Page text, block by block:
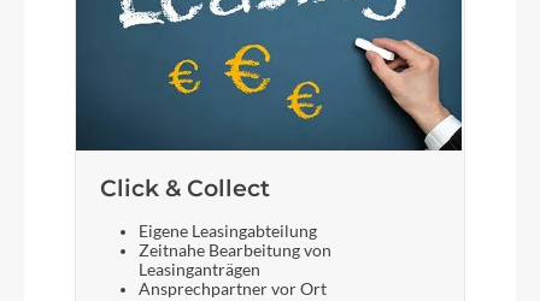
Click & Collect
Eigene Leasingabteilung
Zeitnahe Bearbeitung von
Leasinganträgen
Ansprechpartner vor Ort